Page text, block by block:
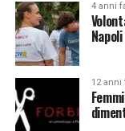
4 anni
Napoli
12 anni